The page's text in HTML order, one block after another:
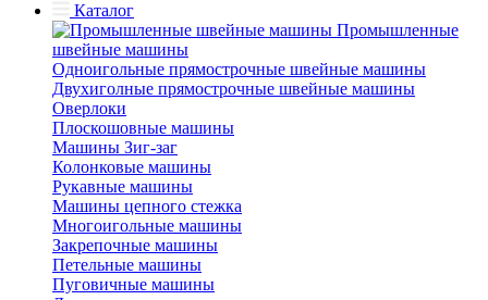
Каталог
Промышленные
швейные машины
Одноигольные прямострочные швейные машины
Двухиголные прямострочные швейные машины
Оверлоки
Плоскошовные машины
Машины Зиг-заг
Колонковые машины
Рукавные машины
Машины цепного стежка
Многоигольные машины
Закрепочные машины
Петельные машины
Пуговичные машины